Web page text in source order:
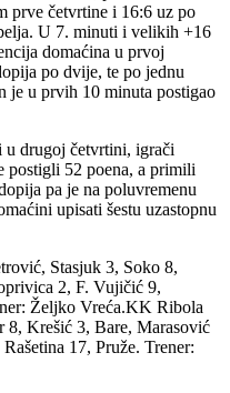
prve četvrtine i 16:6 uz po
U 7. minuti i velikih +16
domaćina u prvoj
po dvije, te po jednu
je u prvih 10 minuta postigao
u drugoj četvrtini, igrači
postigli 52 poena, a primili
pa je na poluvremenu
upisati šestu uzastopnu
Stasjuk 3, Soko 8,
2, F. Vujičić 9,
Željko Vreća.KK Ribola
8, Krešić 3, Bare, Marasović
17, Pruže. Trener: